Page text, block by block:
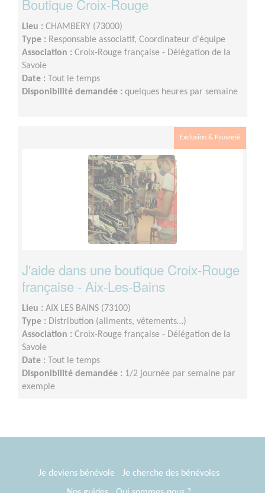
Boutique Croix-Rouge
Lieu : CHAMBERY (73000)
Type : Responsable associatif, Coordinateur d'équipe
Association : Croix-Rouge française - Délégation de la
Savoie
Date : Tout le temps
Disponibilité demandée : quelques heures par semaine
Exclusion & Pauvreté
J'aide dans une boutique Croix-Rouge
française - Aix-Les-Bains
Lieu : AIX LES BAINS (73100)
Type : Distribution (aliments, vêtements…)
Association : Croix-Rouge française - Délégation de la
Savoie
Date : Tout le temps
Disponibilité demandée : 1/2 journée par semaine par
exemple
Je deviens bénévole
Je cherche des bénévoles